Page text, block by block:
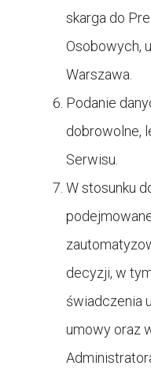
skarga do
Osobowych,
Warszawa.
Podanie
dobrowolne,
Serwisu.
W stosunku
decyzji, w
świadczenia
umowy oraz